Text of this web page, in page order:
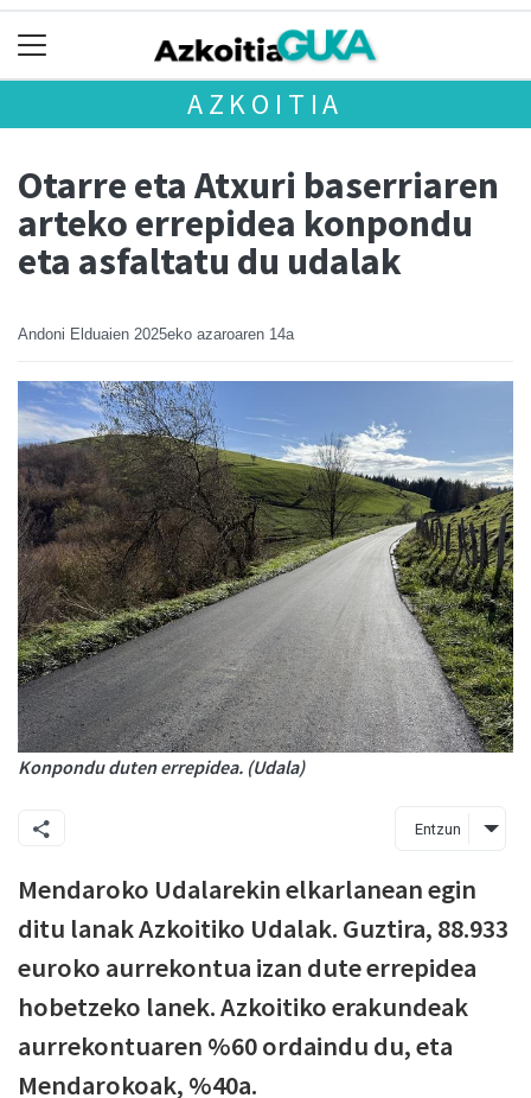
AZKOITIA
Otarre eta Atxuri baserriaren
arteko errepidea konpondu
eta asfaltatu du udalak
Andoni Elduaien 2025eko azaroaren 14a
Konpondu duten errepidea. (Udala)
Entzun
Mendaroko Udalarekin elkarlanean egin
ditu lanak Azkoitiko Udalak. Guztira, 88.933
euroko aurrekontua izan dute errepidea
hobetzeko lanek. Azkoitiko erakundeak
aurrekontuaren %60 ordaindu du, eta
Mendarokoak, %40a.